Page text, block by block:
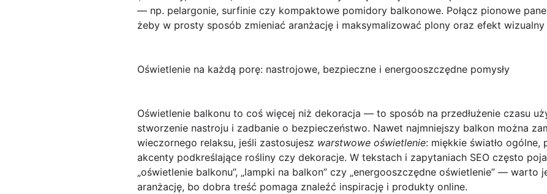
— np. pelargonie, surfinie czy kompaktowe pomidory balkonowe. Połącz pionowe
żeby w prosty sposób zmieniać aranżację i maksymalizować plony oraz efekt wizualny
Oświetlenie na każdą porę: nastrojowe, bezpieczne i energooszczędne pomysły
Oświetlenie balkonu to coś więcej niż dekoracja — to sposób na przedłużenie czasu
stworzenie nastroju i zadbanie o bezpieczeństwo. Nawet najmniejszy balkon można
wieczornego relaksu, jeśli zastosujesz warstwowe oświetlenie: miękkie światło
akcenty podkreślające rośliny czy dekoracje. W tekstach i zapytaniach SEO często
„oświetlenie balkonu”, „lampki na balkon” czy „energooszczędne oświetlenie” — warto
aranżację, bo dobra treść pomaga znaleźć inspirację i produkty online.